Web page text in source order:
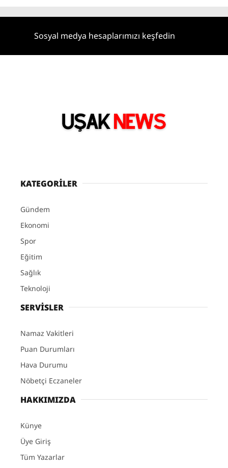
Sosyal medya hesaplarımızı keşfedin
KATEGORİLER
Gündem
Ekonomi
Spor
Eğitim
Sağlık
Teknoloji
SERVİSLER
Namaz Vakitleri
Puan Durumları
Hava Durumu
Nöbetçi Eczaneler
HAKKIMIZDA
Künye
Üye Giriş
Tüm Yazarlar